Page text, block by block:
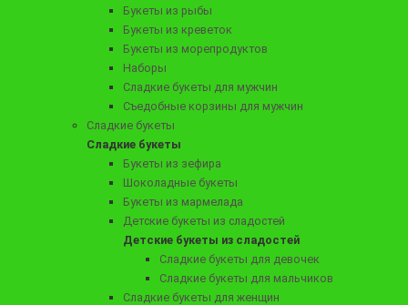
Букеты из рыбы
Букеты из креветок
Букеты из морепродуктов
Наборы
Сладкие букеты для мужчин
Съедобные корзины для мужчин
Сладкие букеты
Сладкие букеты
Букеты из зефира
Шоколадные букеты
Букеты из мармелада
Детские букеты из сладостей
Детские букеты из сладостей
Сладкие букеты для девочек
Сладкие букеты для мальчиков
Сладкие букеты для женщин
Бокс с орехами и деликатесами "Премиум №1"